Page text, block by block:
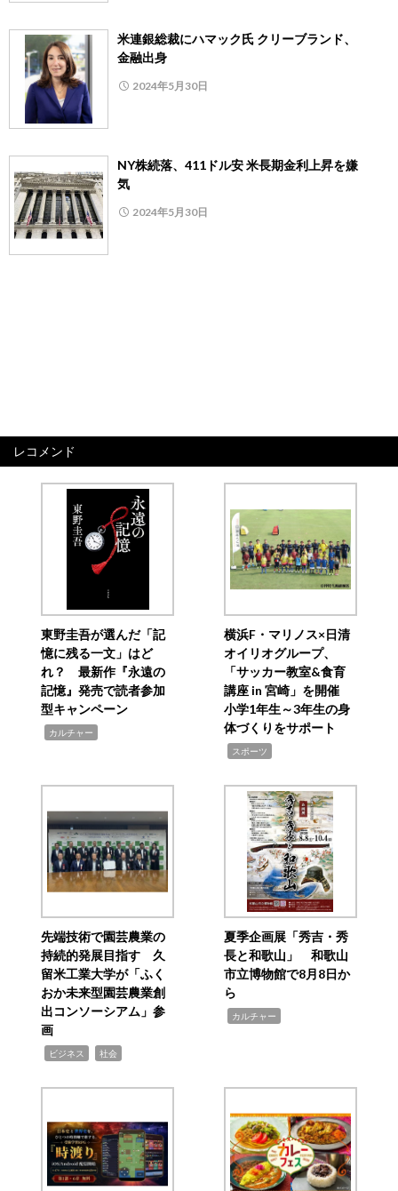
米連銀総裁にハマック氏 クリーブランド、
金融出身
2024年5月30日
NY株続落、411ドル安 米長期金利上昇を嫌
気
2024年5月30日
レコメンド
東野圭吾が選んだ「記
憶に残る一文」はど
れ？ 最新作『永遠の
記憶』発売で読者参加
型キャンペーン
カルチャー
横浜F・マリノス×日清
オイリオグループ、
「サッカー教室&食育
講座 in 宮崎」を開催
小学1年生～3年生の身
体づくりをサポート
スポーツ
先端技術で園芸農業の
持続的発展目指す 久
留米工業大学が「ふく
おか未来型園芸農業創
出コンソーシアム」参
画
ビジネス 社会
夏季企画展「秀吉・秀
長と和歌山」 和歌山
市立博物館で8月8日か
ら
カルチャー